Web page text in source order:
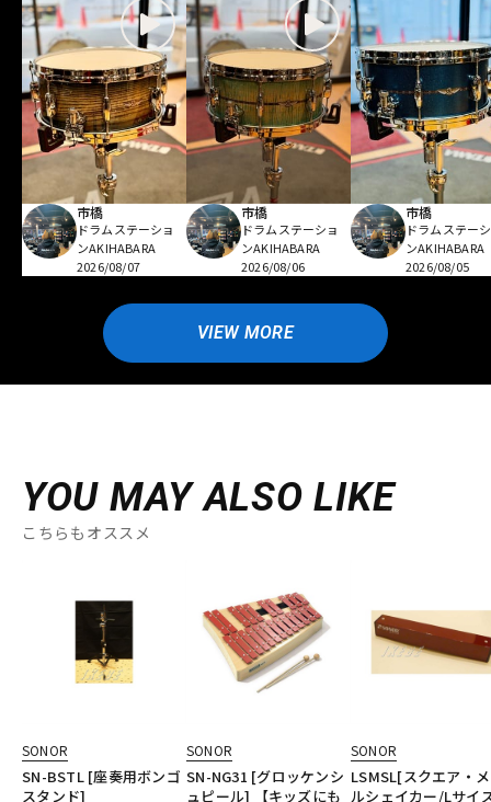
市橋
ドラムステーショ
ンAKIHABARA
2026/08/07
市橋
ドラムステーショ
ンAKIHABARA
2026/08/06
市橋
ドラムステー
ンAKIHABARA
2026/08/05
VIEW MORE
YOU MAY ALSO LIKE
こちらもオススメ
SONOR
SN-BSTL [座奏用ボンゴ
スタンド]
SONOR
SN-NG31 [グロッケンシ
ュピール] 【キッズにも
SONOR
LSMSL[スクエア・
ルシェイカー/Lサイ